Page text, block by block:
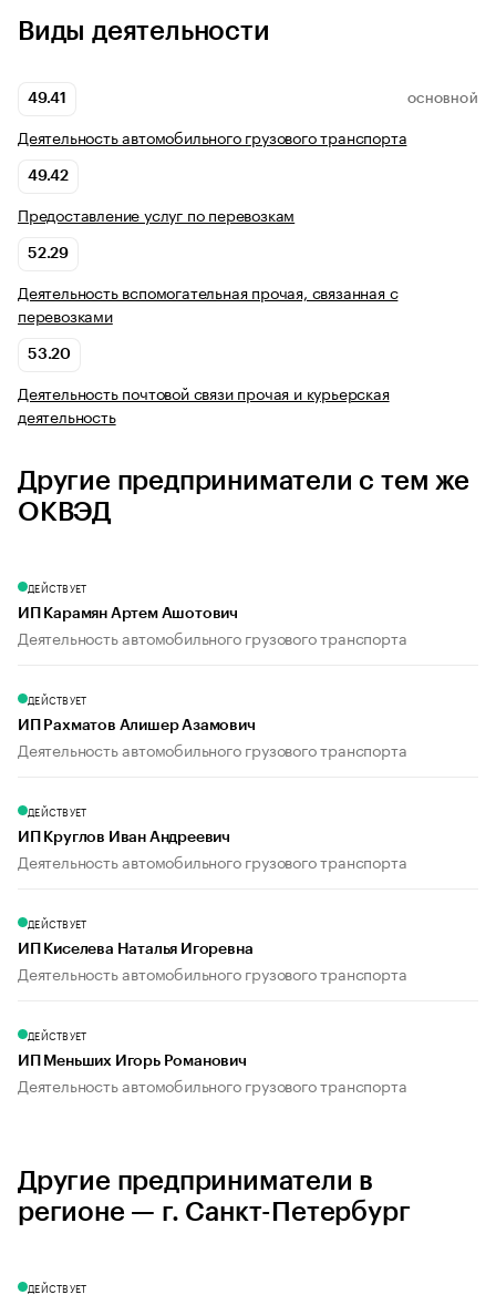
Виды деятельности
49.41 ОСНОВНОЙ
Деятельность автомобильного грузового транспорта
49.42
Предоставление услуг по перевозкам
52.29
Деятельность вспомогательная прочая, связанная с
перевозками
53.20
Деятельность почтовой связи прочая и курьерская
деятельность
Другие предприниматели с тем же
ОКВЭД
ДЕЙСТВУЕТ
ИП Карамян Артем Ашотович
Деятельность автомобильного грузового транспорта
ДЕЙСТВУЕТ
ИП Рахматов Алишер Азамович
Деятельность автомобильного грузового транспорта
ДЕЙСТВУЕТ
ИП Круглов Иван Андреевич
Деятельность автомобильного грузового транспорта
ДЕЙСТВУЕТ
ИП Киселева Наталья Игоревна
Деятельность автомобильного грузового транспорта
ДЕЙСТВУЕТ
ИП Меньших Игорь Романович
Деятельность автомобильного грузового транспорта
Другие предприниматели в
регионе — г. Санкт-Петербург
ДЕЙСТВУЕТ